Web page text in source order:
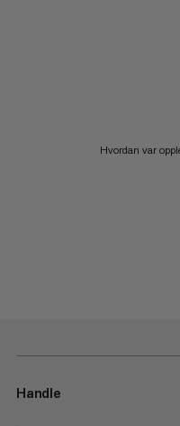
Hvordan var
Handle